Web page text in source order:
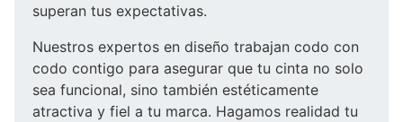
superan tus expectativas.
Nuestros expertos en diseño trabajan codo con
codo contigo para asegurar que tu cinta no solo
sea funcional, sino también estéticamente
atractiva y fiel a tu marca. Hagamos realidad tu